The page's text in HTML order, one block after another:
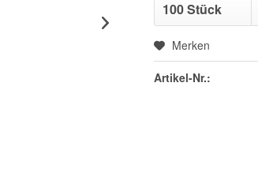
Merken
Artikel-Nr.: